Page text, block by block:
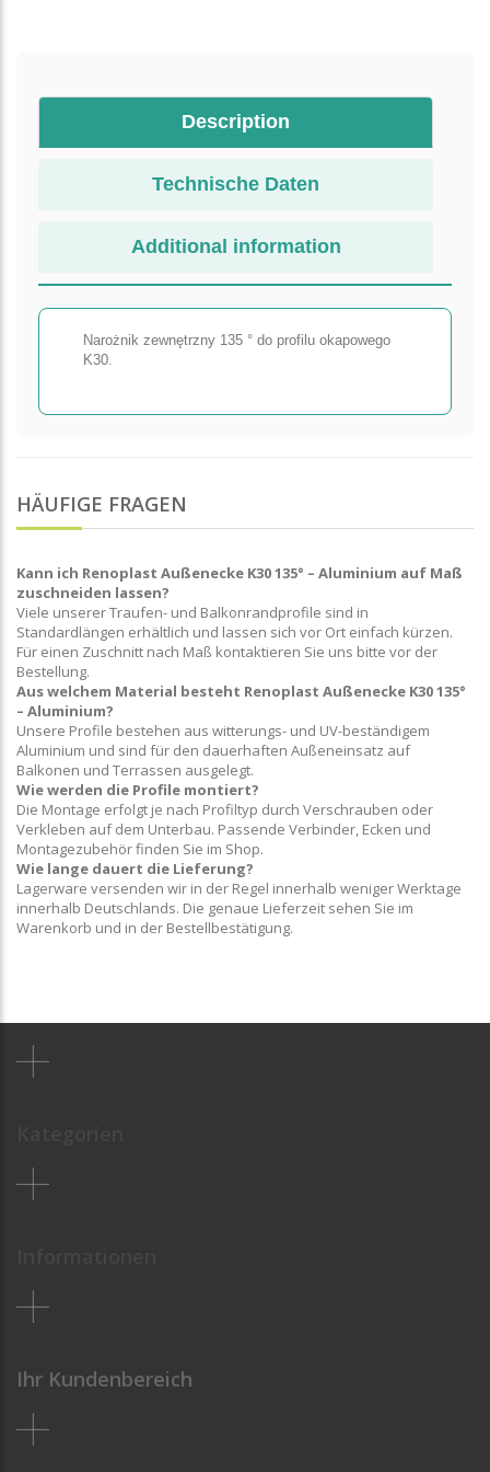
Description
Technische Daten
Additional information
Narożnik zewnętrzny 135 ° do profilu okapowego
K30.
HÄUFIGE FRAGEN
Kann ich Renoplast Außenecke K30 135° – Aluminium auf Maß
zuschneiden lassen?
Viele unserer Traufen- und Balkonrandprofile sind in
Standardlängen erhältlich und lassen sich vor Ort einfach kürzen.
Für einen Zuschnitt nach Maß kontaktieren Sie uns bitte vor der
Bestellung.
Aus welchem Material besteht Renoplast Außenecke K30 135°
– Aluminium?
Unsere Profile bestehen aus witterungs- und UV-beständigem
Aluminium und sind für den dauerhaften Außeneinsatz auf
Balkonen und Terrassen ausgelegt.
Wie werden die Profile montiert?
Die Montage erfolgt je nach Profiltyp durch Verschrauben oder
Verkleben auf dem Unterbau. Passende Verbinder, Ecken und
Montagezubehör finden Sie im Shop.
Wie lange dauert die Lieferung?
Lagerware versenden wir in der Regel innerhalb weniger Werktage
innerhalb Deutschlands. Die genaue Lieferzeit sehen Sie im
Warenkorb und in der Bestellbestätigung.
Ihr Kundenbereich